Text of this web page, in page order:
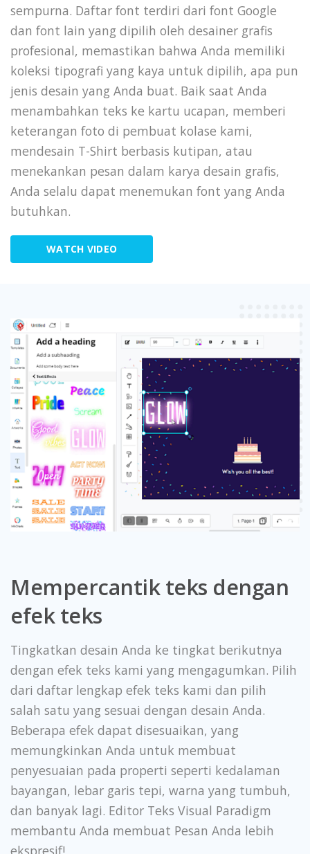
sempurna. Daftar font terdiri dari font Google
dan font lain yang dipilih oleh desainer grafis
profesional, memastikan bahwa Anda memiliki
koleksi tipografi yang kaya untuk dipilih, apa pun
jenis desain yang Anda buat. Baik saat Anda
menambahkan teks ke kartu ucapan, memberi
keterangan foto di pembuat kolase kami,
mendesain T-Shirt berbasis kutipan, atau
menekankan pesan dalam karya desain grafis,
Anda selalu dapat menemukan font yang Anda
butuhkan.
WATCH VIDEO
Mempercantik teks dengan
efek teks
Tingkatkan desain Anda ke tingkat berikutnya
dengan efek teks kami yang mengagumkan. Pilih
dari daftar lengkap efek teks kami dan pilih
salah satu yang sesuai dengan desain Anda.
Beberapa efek dapat disesuaikan, yang
memungkinkan Anda untuk membuat
penyesuaian pada properti seperti kedalaman
bayangan, lebar garis tepi, warna yang tumbuh,
dan banyak lagi. Editor Teks Visual Paradigm
membantu Anda membuat Pesan Anda lebih
ekspresif!